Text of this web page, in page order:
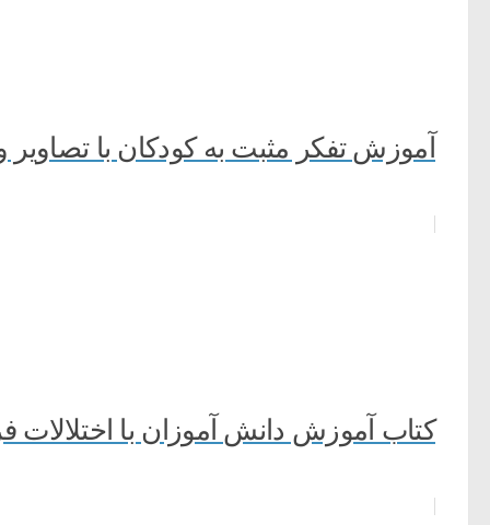
آموزش تفکر مثبت به کودکان با
کتاب آموزش دانش آموزان با